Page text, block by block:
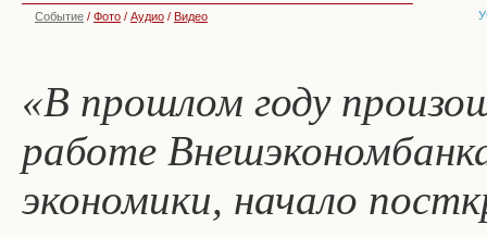
Событие / Фото / Аудио / Видео
«В прошлом году
работе
экономики, начало